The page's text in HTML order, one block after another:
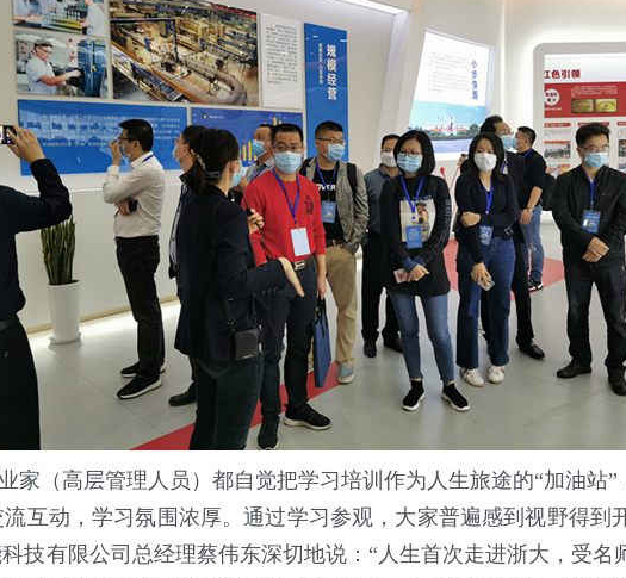
家（高层管理人员）都自觉把学习培训作为人生旅途的“加油站
互动，学习氛围浓厚。通过学习参观，大家普遍感到视野得到
技有限公司总经理蔡伟东深切地说：“人生首次走进浙大，受